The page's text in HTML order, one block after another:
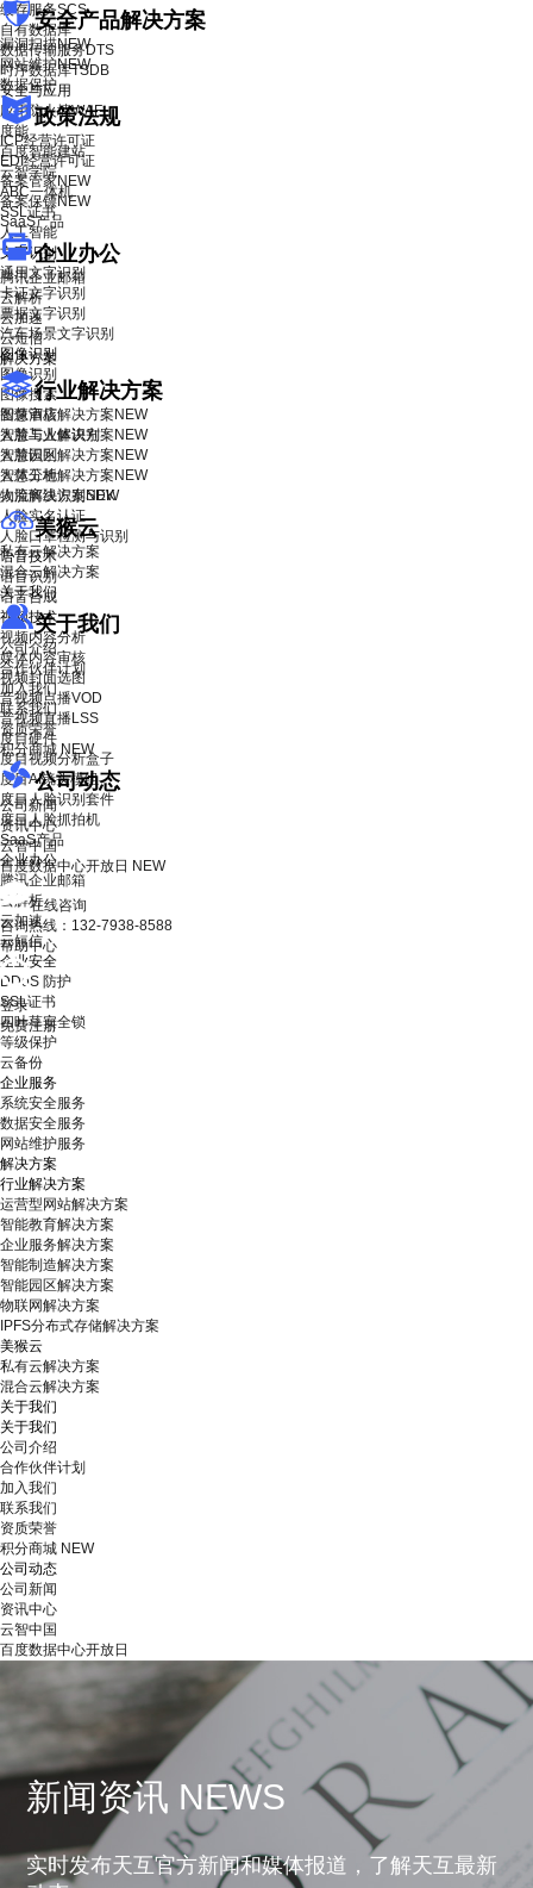
安全产品解决方案
漏洞扫描NEW
网站维护NEW
数据保护
政策法规
ICP经营许可证
EDI经营许可证
备案管家NEW
备案保镖NEW
SaaS产品
企业办公
腾讯企业邮箱
云解析
云加速
云短信
解决方案
行业解决方案
智慧酒店解决方案 NEW
智慧工业解决方案 NEW
智慧园区解决方案 NEW
智慧工地解决方案 NEW
物流解决方案NEW
美猴云
私有云解决方案
混合云解决方案
关于我们
关于我们
公司介绍
合作伙伴计划
加入我们
联系我们
资质荣誉
积分商城 NEW
公司动态
公司新闻
资讯中心
云智中国
百度数据中心开放日 NEW
在线咨询
咨询热线：132-7938-8588
帮助中心
登录
免费注册
缓存服务SCS
自有数据库
数据传输服务DTS
时序数据库TSDB
安全与应用
应用防火墙WAF
度能
百度智能建站
云智学院
ABC一体机
SSL证书
人工智能
文字识别
通用文字识别
卡证文字识别
票据文字识别
汽车场景文字识别
图像识别
图像识别
图像搜索
图像审核
人脸与人体识别
人脸识别
人体分析
人脸离线识别SDK
人脸实名认证
人脸口罩检测与识别
语音技术
语音识别
语音合成
视频技术
视频内容分析
媒体内容审核
视频封面选图
音视频点播VOD
音视频直播LSS
度目硬件
度目视频分析盒子
度目AI镜头模组
度目人脸识别套件
度目人脸抓拍机
SaaS产品
企业办公
腾讯企业邮箱
云解析
云加速
云短信
企业安全
DDoS 防护
SSL证书
四叶草安全锁
等级保护
云备份
企业服务
系统安全服务
数据安全服务
网站维护服务
解决方案
行业解决方案
运营型网站解决方案
智能教育解决方案
企业服务解决方案
智能制造解决方案
智能园区解决方案
物联网解决方案
IPFS分布式存储解决方案
美猴云
私有云解决方案
混合云解决方案
关于我们
关于我们
公司介绍
合作伙伴计划
加入我们
联系我们
资质荣誉
积分商城 NEW
公司动态
公司新闻
资讯中心
云智中国
百度数据中心开放日
新闻资讯 NEWS
实时发布天互官方新闻和媒体报道，了解天互最新